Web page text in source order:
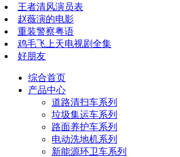
王者清风演员表
赵薇演的电影
重装警察粤语
鸡毛飞上天电视剧全集
好朋友
综合首页
产品中心
道路清扫车系列
垃圾集运车系列
路面养护车系列
电动洗地机系列
新能源环卫车系列